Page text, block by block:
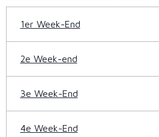
1er Week-End
2e Week-end
3e Week-End
4e Week-End